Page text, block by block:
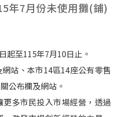
年7月份未使用攤(鋪)
起至115年7月10日止。
站、本市14區14座公有零售
公布欄及網站。
多市民投入市場經營，透過